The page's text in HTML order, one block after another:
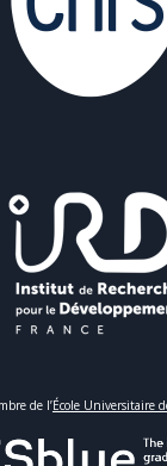
de l’École Universitaire